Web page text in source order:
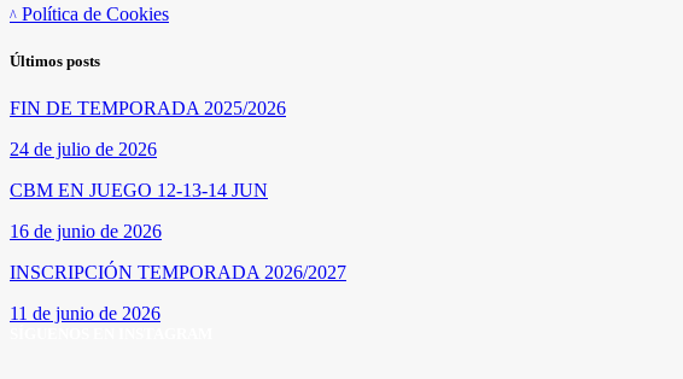
Política de Cookies
Últimos posts
FIN DE TEMPORADA 2025/2026
24 de julio de 2026
CBM EN JUEGO 12-13-14 JUN
16 de junio de 2026
INSCRIPCIÓN TEMPORADA 2026/2027
11 de junio de 2026